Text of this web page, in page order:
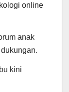
online
anak
kini